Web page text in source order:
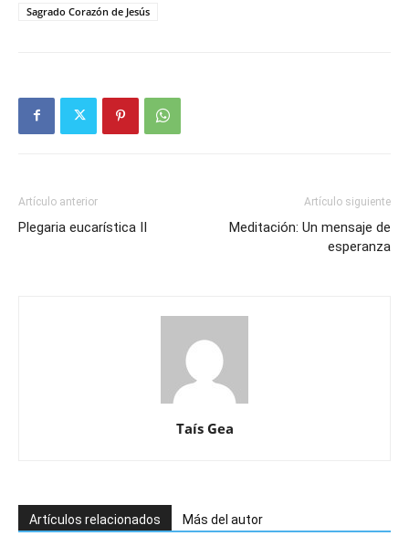
Sagrado Corazón de Jesús
Artículo anterior
Plegaria eucarística II
Artículo siguiente
Meditación: Un mensaje de
esperanza
Taís Gea
Artículos relacionados Más del autor